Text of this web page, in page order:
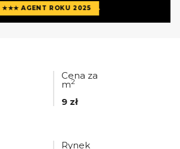
★★★ AGENT ROKU 2025
Więcej ofertagenta
Cena za
m2
9 zł
Rynek